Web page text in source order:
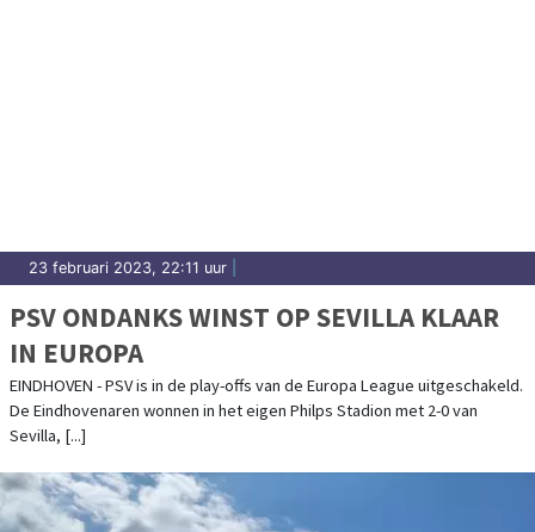
23 februari 2023, 22:11 uur
PSV ONDANKS WINST OP SEVILLA KLAAR
IN EUROPA
EINDHOVEN - PSV is in de play-offs van de Europa League uitgeschakeld.
De Eindhovenaren wonnen in het eigen Philps Stadion met 2-0 van
Sevilla, [...]